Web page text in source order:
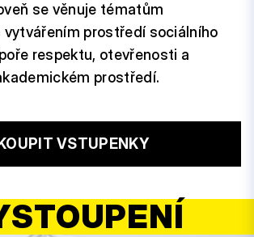
se věnuje tématům
vytvářením prostředí sociálního
respektu, otevřenosti a
prostředí.
KOUPIT VSTUPENKY